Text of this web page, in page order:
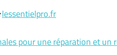
lessentielpro.fr
pour une réparation et